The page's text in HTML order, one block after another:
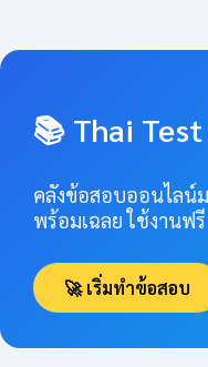
📚 Thai
คลังข้อสอบออนไลน์
พร้อมเฉลย ใช้งานฟ
🚀 เริ่มทำข้อสอบ